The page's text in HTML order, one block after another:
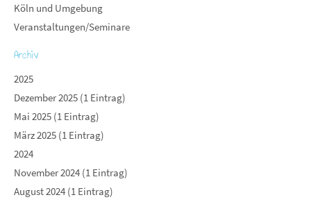
Köln und Umgebung
Veranstaltungen/Seminare
Archiv
2025
Dezember 2025 (1 Eintrag)
Mai 2025 (1 Eintrag)
März 2025 (1 Eintrag)
2024
November 2024 (1 Eintrag)
August 2024 (1 Eintrag)